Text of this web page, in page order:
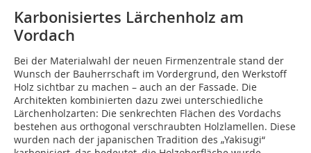
Karbonisiertes Lärchenholz am
Vordach
Bei der Materialwahl der neuen Firmenzentrale stand der
Wunsch der Bauherrschaft im Vordergrund, den Werkstoff
Holz sichtbar zu machen – auch an der ­Fassade. Die
Architekten kombinierten dazu zwei unterschiedliche
Lärchenholzarten: Die senkrechten Flächen des Vordachs
bestehen aus orthogonal ver­­schraubten Holzlamellen. Diese
wurden nach der japanischen Tradition des „Yakisugi“